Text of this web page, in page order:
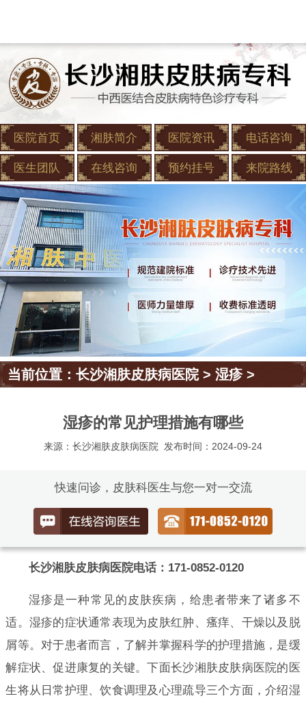
医院首页 湘肤简介 医院资讯 电话咨询
医生团队 在线咨询 预约挂号 来院路线
当前位置：长沙湘肤皮肤病医院>湿疹>
湿疹的常见护理措施有哪些
来源：长沙湘肤皮肤病医院 发布时间：2024-09-24
快速问诊，皮肤科医生与您一对一交流
长沙湘肤皮肤病医院电话：171-0852-0120
湿疹是一种常见的皮肤疾病，给患者带来了诸多不
适。湿疹的症状通常表现为皮肤红肿、瘙痒、干燥以及脱
屑等。对于患者而言，了解并掌握科学的护理措施，是缓
解症状、促进康复的关键。下面长沙湘肤皮肤病医院的医
生将从日常护理、饮食调理及心理疏导三个方面，介绍湿